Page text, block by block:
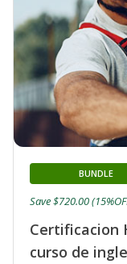
Certificacion
curso de
BUNDLE
Save $720.00